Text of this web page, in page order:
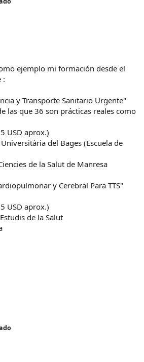
ejemplo mi formación desde el
:
y Transporte Sanitario Urgente"
las que 36 son prácticas reales como
USD aprox.)
del Bages (Escuela de
de la Salut de Manresa
y Cerebral Para TTS"
USD aprox.)
de la Salut